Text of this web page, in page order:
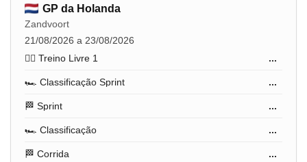
GP da Holanda
Zandvoort
21/08/2026 a 23/08/2026
🏋️‍♂️ Treino Livre 1
...
🏎️ Classificação Sprint ...
🏁 Sprint ...
🏎️ Classificação ...
🏁 Corrida ...